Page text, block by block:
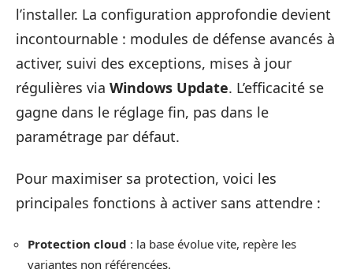
l’installer. La configuration approfondie devient
incontournable : modules de défense avancés à
activer, suivi des exceptions, mises à jour
régulières via Windows Update. L’efficacité se
gagne dans le réglage fin, pas dans le
paramétrage par défaut.
Pour maximiser sa protection, voici les
principales fonctions à activer sans attendre :
Protection cloud : la base évolue vite, repère les
variantes non référencées.